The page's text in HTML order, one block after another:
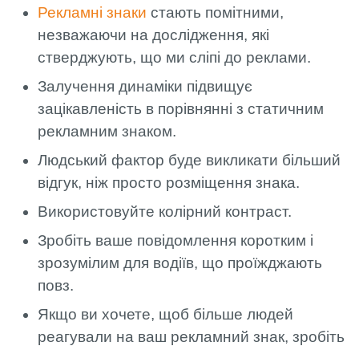
Рекламні знаки стають помітними,
незважаючи на дослідження, які
стверджують, що ми сліпі до реклами.
Залучення динаміки підвищує
зацікавленість в порівнянні з статичним
рекламним знаком.
Людський фактор буде викликати більший
відгук, ніж просто розміщення знака.
Використовуйте колірний контраст.
Зробіть ваше повідомлення коротким і
зрозумілим для водіїв, що проїжджають
повз.
Якщо ви хочете, щоб більше людей
реагували на ваш рекламний знак, зробіть